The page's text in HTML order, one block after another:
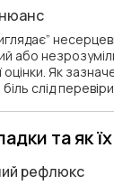
або
Як
слід
та як
рефлюкс